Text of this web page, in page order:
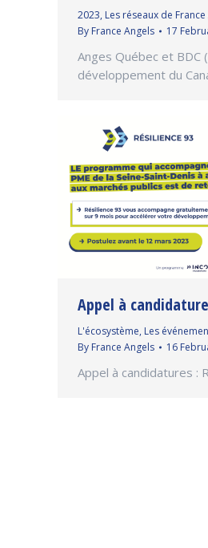
2023, Les réseaux de
By France Angels 17
Anges Québec et BDC
développement du
Appel à
L'écosystème, Les
By France Angels 16
Appel à candidatures :